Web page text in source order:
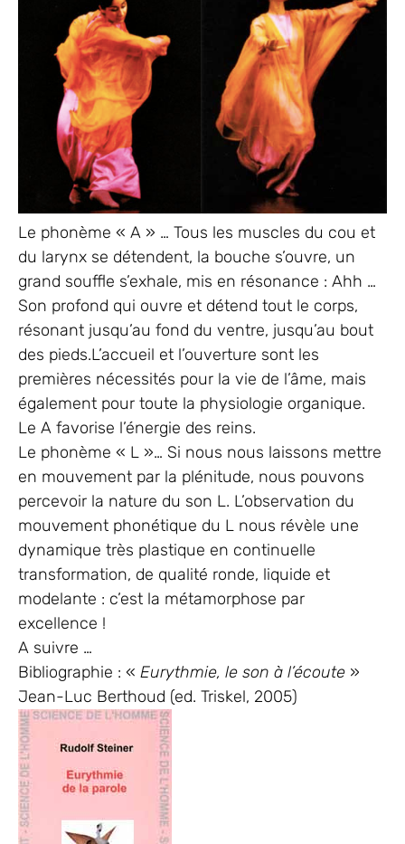
Le phonème « A » … Tous les muscles du cou et
du larynx se détendent, la bouche s’ouvre, un
grand souffle s’exhale, mis en résonance : Ahh …
Son profond qui ouvre et détend tout le corps,
résonant jusqu’au fond du ventre, jusqu’au bout
des pieds.L’accueil et l’ouverture sont les
premières nécessités pour la vie de l’âme, mais
également pour toute la physiologie organique.
Le A favorise l’énergie des reins.
Le phonème « L »… Si nous nous laissons mettre
en mouvement par la plénitude, nous pouvons
percevoir la nature du son L. L’observation du
mouvement phonétique du L nous révèle une
dynamique très plastique en continuelle
transformation, de qualité ronde, liquide et
modelante : c’est la métamorphose par
excellence !
A suivre …
Bibliographie : « Eurythmie, le son à l’écoute »
Jean-Luc Berthoud (ed. Triskel, 2005)